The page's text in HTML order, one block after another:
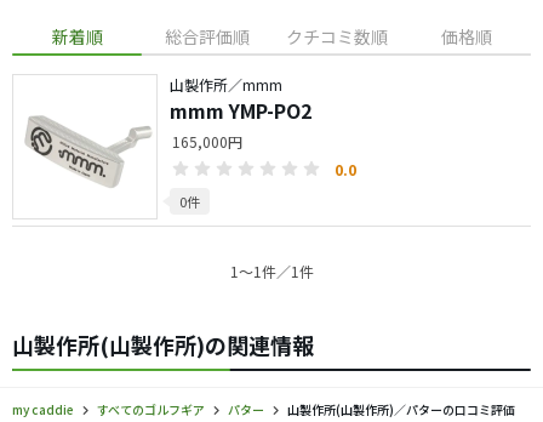
新着順 総合評価順 クチコミ数順 価格順
山製作所／mmm
mmm YMP-PO2
165,000円
0.0
0件
1〜1件／1件
山製作所(山製作所)の関連情報
my caddie すべてのゴルフギア パター
山製作所(山製作所)／パターの口コミ評価